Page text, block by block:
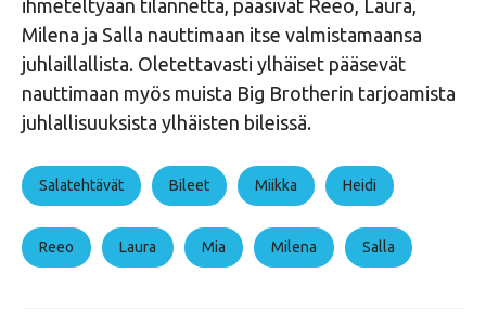
ihmeteltyään tilannetta, pääsivät Reeo, Laura,
Milena ja Salla nauttimaan itse valmistamaansa
juhlaillallista. Oletettavasti ylhäiset pääsevät
nauttimaan myös muista Big Brotherin tarjoamista
juhlallisuuksista ylhäisten bileissä.
Salatehtävät Bileet Miikka Heidi
Reeo Laura Mia Milena Salla